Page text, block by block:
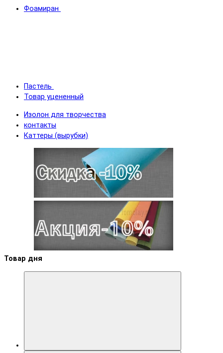
Фоамиран
Пастель
Товар уцененный
Изолон для творчества
контакты
Каттеры (вырубки)
Товар дня